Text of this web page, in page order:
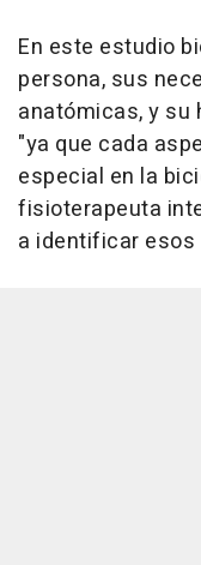
En este estudio
persona, sus
anatómicas, y su
"ya que cada
especial en la
fisioterapeuta
a identificar